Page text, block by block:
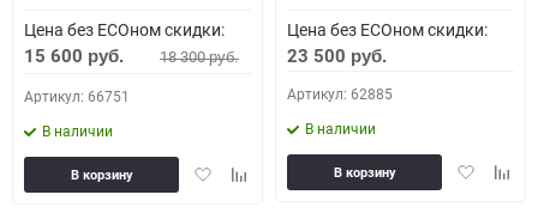
Цена без ECOном скидки:
15 600 руб. 18 300руб.
Артикул: 66751
В наличии
ДобавитьДобавить
В корзину
Цена без ECOном скидки:
23 500 руб.
Артикул: 62885
В наличии
Добавить
В корзину